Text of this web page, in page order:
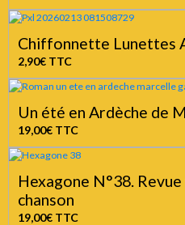
Chiffonnette Lunettes
2,90€ TTC
Un été en Ardèche de
19,00€ TTC
Hexagone N°38.
chanson
19,00€ TTC